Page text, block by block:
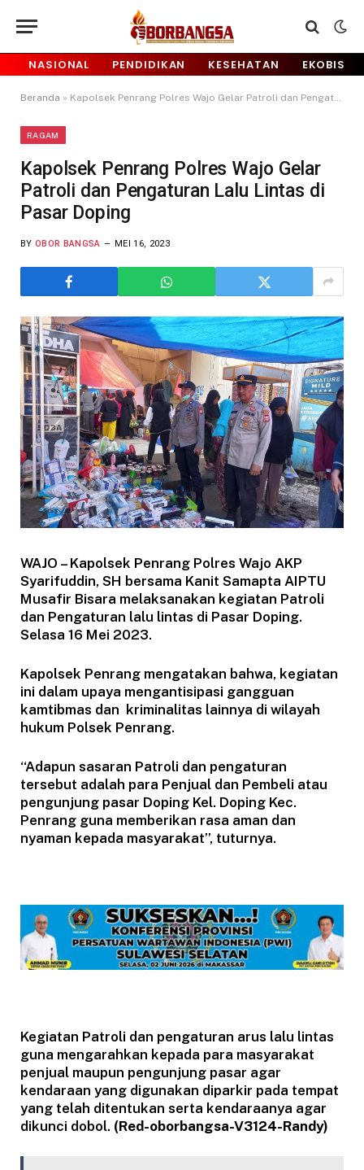
NASIONAL PENDIDIKAN KESEHATAN EKOBIS
Beranda » Kapolsek Penrang Polres Wajo Gelar Patroli dan Pengaturan Lalu Lintas di Pasar Doping
RAGAM
Kapolsek Penrang Polres Wajo Gelar
Patroli dan Pengaturan Lalu Lintas di
Pasar Doping
BY OBOR BANGSA MEI 16, 2023
WAJO – Kapolsek Penrang Polres Wajo AKP
Syarifuddin, SH bersama Kanit Samapta AIPTU
Musafir Bisara melaksanakan kegiatan Patroli
dan Pengaturan lalu lintas di Pasar Doping.
Selasa 16 Mei 2023.
Kapolsek Penrang mengatakan bahwa, kegiatan
ini dalam upaya mengantisipasi gangguan
kamtibmas dan kriminalitas lainnya di wilayah
hukum Polsek Penrang.
“Adapun sasaran Patroli dan pengaturan
tersebut adalah para Penjual dan Pembeli atau
pengunjung pasar Doping Kel. Doping Kec.
Penrang guna memberikan rasa aman dan
nyaman kepada masyarakat”, tuturnya.
Kegiatan Patroli dan pengaturan arus lalu lintas
guna mengarahkan kepada para masyarakat
penjual maupun pengunjung pasar agar
kendaraan yang digunakan diparkir pada tempat
yang telah ditentukan serta kendaraanya agar
dikunci dobol. (Red-oborbangsa-V3124-Randy)